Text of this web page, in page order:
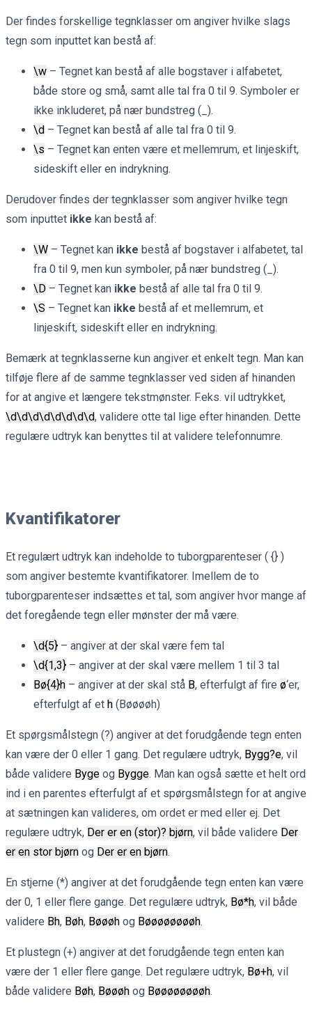
Der findes forskellige tegnklasser om angiver hvilke slags
tegn som inputtet kan bestå af:
\w – Tegnet kan bestå af alle bogstaver i alfabetet,
både store og små, samt alle tal fra 0 til 9. Symboler er
ikke inkluderet, på nær bundstreg (_).
\d – Tegnet kan bestå af alle tal fra 0 til 9.
\s – Tegnet kan enten være et mellemrum, et linjeskift,
sideskift eller en indrykning.
Derudover findes der tegnklasser som angiver hvilke tegn
som inputtet ikke kan bestå af:
\W – Tegnet kan ikke bestå af bogstaver i alfabetet, tal
fra 0 til 9, men kun symboler, på nær bundstreg (_).
\D – Tegnet kan ikke bestå af alle tal fra 0 til 9.
\S – Tegnet kan ikke bestå af et mellemrum, et
linjeskift, sideskift eller en indrykning.
Bemærk at tegnklasserne kun angiver et enkelt tegn. Man kan
tilføje flere af de samme tegnklasser ved siden af hinanden
for at angive et længere tekstmønster. F.eks. vil udtrykket,
\d\d\d\d\d\d\d\d, validere otte tal lige efter hinanden. Dette
regulære udtryk kan benyttes til at validere telefonnumre.
Kvantifikatorer
Et regulært udtryk kan indeholde to tuborgparenteser ( {} )
som angiver bestemte kvantifikatorer. Imellem de to
tuborgparenteser indsættes et tal, som angiver hvor mange af
det foregående tegn eller mønster der må være.
\d{5} – angiver at der skal være fem tal
\d{1,3} – angiver at der skal være mellem 1 til 3 tal
Bø{4}h – angiver at der skal stå B, efterfulgt af fire ø‘er,
efterfulgt af et h (Bøøøøh)
Et spørgsmålstegn (?) angiver at det forudgående tegn enten
kan være der 0 eller 1 gang. Det regulære udtryk, Bygg?e, vil
både validere Byge og Bygge. Man kan også sætte et helt ord
ind i en parentes efterfulgt af et spørgsmålstegn for at angive
at sætningen kan valideres, om ordet er med eller ej. Det
regulære udtryk, Der er en (stor)? bjørn, vil både validere Der
er en stor bjørn og Der er en bjørn.
En stjerne (*) angiver at det forudgående tegn enten kan være
der 0, 1 eller flere gange. Det regulære udtryk, Bø*h, vil både
validere Bh, Bøh, Bøøøh og Bøøøøøøøøh.
Et plustegn (+) angiver at det forudgående tegn enten kan
være der 1 eller flere gange. Det regulære udtryk, Bø+h, vil
både validere Bøh, Bøøøh og Bøøøøøøøøh.